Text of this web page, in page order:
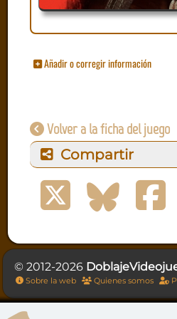
Añadir o corregir información
Volver a la ficha del juego
Compartir
© 2012-2026
Sobre la web Quienes somos